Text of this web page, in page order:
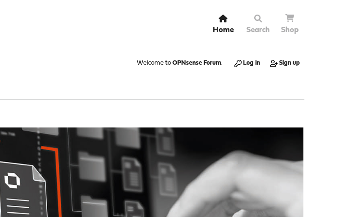
Home Search Shop
Welcome to OPNsense Forum. Log in Sign up